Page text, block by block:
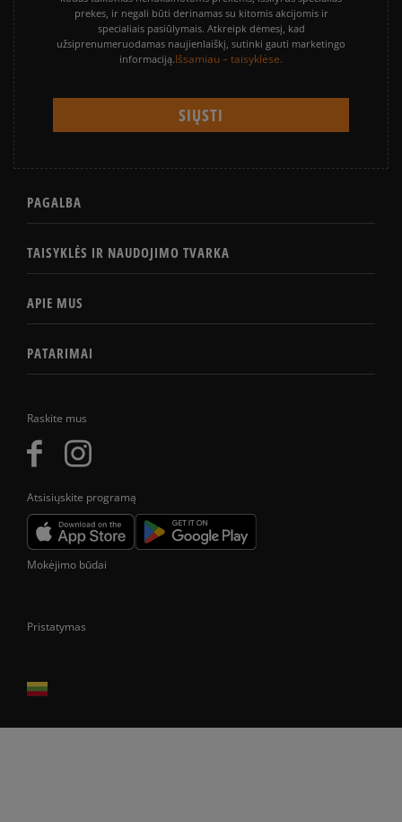
Raskite mus
Atsisiųskite programą
prekes, ir negali būti derinamas su kitomis akcijomis ir
specialiais pasiūlymais. Atkreipk dėmesį, kad
užsiprenumeruodamas naujienlaiškį, sutinki gauti marketingo
informaciją.Išsamiau – taisyklėse.
PAGALBA
TAISYKLĖS IR NAUDOJIMO TVARKA
APIE MUS
PATARIMAI
Mokėjimo būdai
Pristatymas